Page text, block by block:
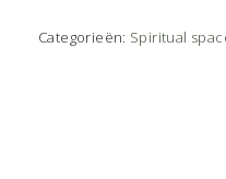
Categorieën: Spiritual